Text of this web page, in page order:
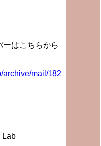
ーはこちらから
archive/mail/182
Lab